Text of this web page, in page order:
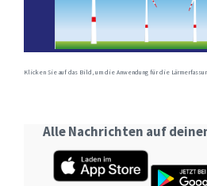
Klicken Sie auf das Bild, um die Anwendung für die
Alle Nachrichten auf